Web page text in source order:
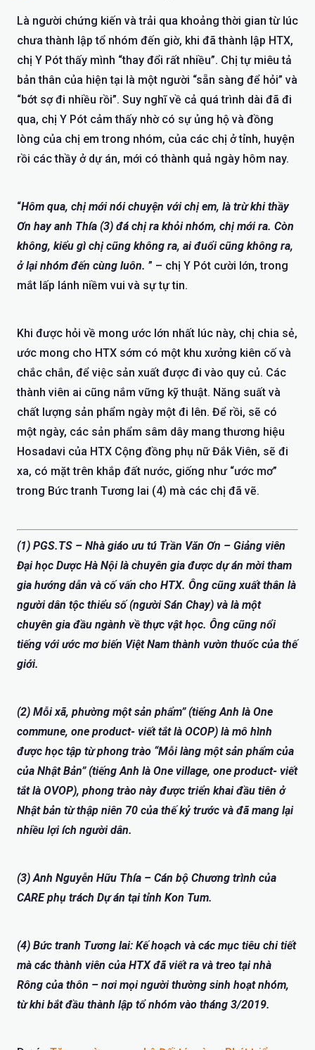
Là người chứng kiến và trải qua khoảng thời gian từ lúc
chưa thành lập tổ nhóm đến giờ, khi đã thành lập HTX,
chị Y Pót thấy mình “thay đổi rất nhiều”. Chị tự miêu tả
bản thân của hiện tại là một người “sẵn sàng để hỏi” và
“bớt sợ đi nhiều rồi”. Suy nghĩ về cả quá trình dài đã đi
qua, chị Y Pót cảm thấy nhờ có sự ủng hộ và đồng
lòng của chị em trong nhóm, của các chị ở tỉnh, huyện
rồi các thầy ở dự án, mới có thành quả ngày hôm nay.
“Hôm qua, chị mới nói chuyện với chị em, là trừ khi thầy
Ơn hay anh Thía (3) đá chị ra khỏi nhóm, chị mới ra. Còn
không, kiểu gì chị cũng không ra, ai đuổi cũng không ra,
ở lại nhóm đến cùng luôn. ” – chị Y Pót cười lớn, trong
mắt lấp lánh niềm vui và sự tự tin.
Khi được hỏi về mong ước lớn nhất lúc này, chị chia sẻ,
ước mong cho HTX sớm có một khu xưởng kiên cố và
chắc chắn, để việc sản xuất được đi vào quy củ. Các
thành viên ai cũng nắm vững kỹ thuật. Năng suất và
chất lượng sản phẩm ngày một đi lên. Để rồi, sẽ có
một ngày, các sản phẩm sâm dây mang thương hiệu
Hosadavi của HTX Cộng đồng phụ nữ Đắk Viên, sẽ đi
xa, có mặt trên khắp đất nước, giống như “ước mơ”
trong Bức tranh Tương lai (4) mà các chị đã vẽ.
(1) PGS.TS – Nhà giáo ưu tú Trần Văn Ơn – Giảng viên
Đại học Dược Hà Nội là chuyên gia được dự án mời tham
gia hướng dẫn và cố vấn cho HTX. Ông cũng xuất thân là
người dân tộc thiểu số (người Sán Chay) và là một
chuyên gia đầu ngành về thực vật học. Ông cũng nổi
tiếng với ước mơ biến Việt Nam thành vườn thuốc của thế
giới.
(2) Mỗi xã, phường một sản phẩm” (tiếng Anh là One
commune, one product- viết tắt là OCOP) là mô hình
được học tập từ phong trào “Mỗi làng một sản phẩm của
của Nhật Bản” (tiếng Anh là One village, one product- viết
tắt là OVOP), phong trào này được triển khai đầu tiên ở
Nhật bản từ thập niên 70 của thế kỷ trước và đã mang lại
nhiều lợi ích người dân.
(3) Anh Nguyễn Hữu Thía – Cán bộ Chương trình của
CARE phụ trách Dự án tại tỉnh Kon Tum.
(4) Bức tranh Tương lai: Kế hoạch và các mục tiêu chi tiết
mà các thành viên của HTX đã viết ra và treo tại nhà
Rông của thôn – nơi mọi người thường sinh hoạt nhóm,
từ khi bắt đầu thành lập tổ nhóm vào tháng 3/2019.